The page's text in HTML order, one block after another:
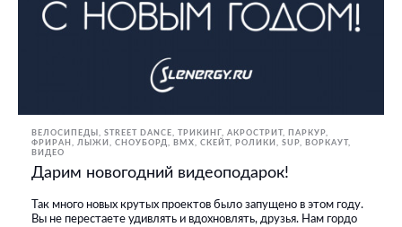
ВЕЛОСИПЕДЫ STREET DANCE
ТРИКИНГ, АКРОСТРИТ, ПАРКУР,
ФРИРАН
ЛЫЖИ, СНОУБОРД BMX, СКЕЙТ, РОЛИКИ SUP
ВОРКАУТ
ВИДЕО
Дарим новогодний видеоподарок!
Так много новых крутых проектов было запущено в этом году.
Вы не перестаете удивлять и вдохновлять, друзья. Нам гордо